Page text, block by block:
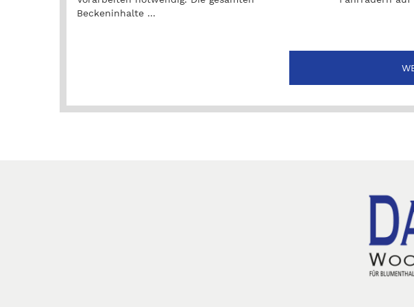
Beckeninhalte ...